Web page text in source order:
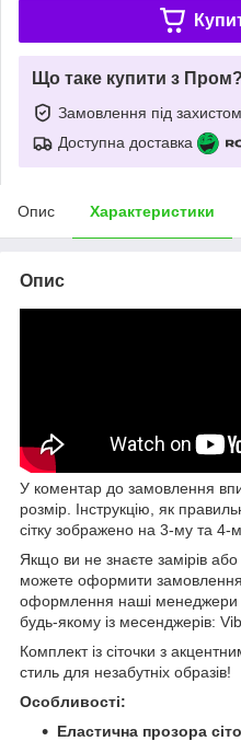
Що таке купити з Пром?
Замовлення під захистом
Доступна доставка
Опис Характеристики
Опис
У коментар до замовлення
розмір. Інструкцію, як
сітку зображено на 3-му та 4-
Якщо ви не знаєте замірів
можете оформити замовлення
оформлення наші менеджери
будь-якому із месенджерів:
Комплект із сіточки з
стиль для незабутніх образів!
Особливості:
Еластична прозора